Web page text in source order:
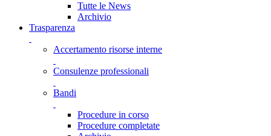
Tutte le News
Archivio
Trasparenza
Accertamento risorse interne
Consulenze professionali
Bandi
Procedure in corso
Procedure completate